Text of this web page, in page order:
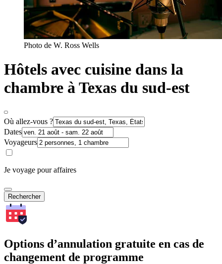
Photo de W. Ross Wells
Hôtels avec cuisine dans la
chambre à Texas du sud-est
Où allez-vous ?
Dates
Voyageurs
Je voyage pour affaires
Rechercher
Options d’annulation gratuite en cas de
changement de programme